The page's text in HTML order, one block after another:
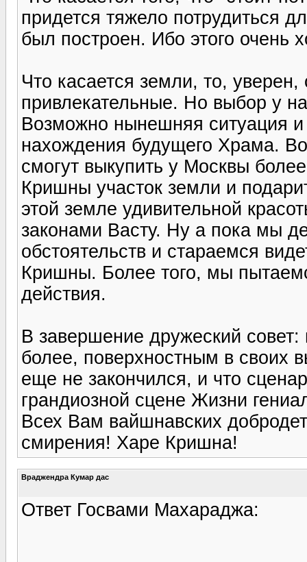
придется тяжело потрудиться
был построен. Ибо этого очень
Что касается земли, то,
привлекательные. Но выбор у
Возможно нынешняя ситуация и
нахождения будущего Храма.
смогут выкупить у Москвы
Кришны участок земли и
этой земле удивительной
законами Васту. Ну а пока мы
обстоятельств и стараемся
Кришны. Более того, мы
действия.
В завершение дружеский
более, поверхностным в своих
еще не закончился, и что
грандиозной сцене Жизни
Всех Вам вайшнавских
смирения! Харе Кришна!
Враджендра Кумар дас
Ответ Госвами Махараджа: